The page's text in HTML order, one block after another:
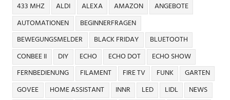
433 MHZ ALDI ALEXA AMAZON
ANGEBOTE
AUTOMATIONEN
BEGINNERFRAGEN
BEWEGUNGSMELDER
BLACK FRIDAY
BLUETOOTH
CONBEE II
DIY ECHO ECHO DOT
ECHO SHOW
FERNBEDIENUNG
FILAMENT FIRE TV FUNK
GARTEN
GOVEE
HOME ASSISTANT INNR LED LIDL
NEWS